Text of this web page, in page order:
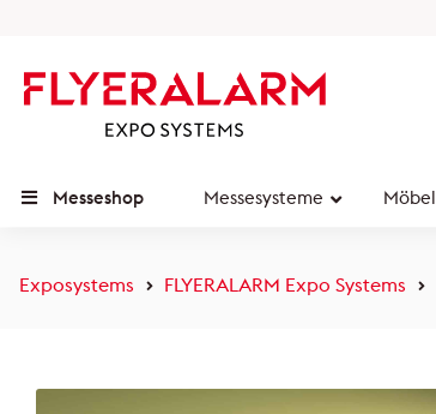
Messeshop Messesysteme Möbel
Exposystems FLYERALARM Expo Systems